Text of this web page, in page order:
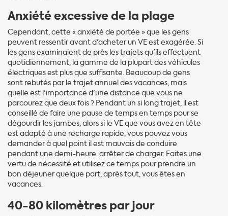
Anxiété excessive de la plage
Cependant, cette « anxiété de portée » que les gens
peuvent ressentir avant d'acheter un VE est exagérée. Si
les gens examinaient de près les trajets qu'ils effectuent
quotidiennement, la gamme de la plupart des véhicules
électriques est plus que suffisante. Beaucoup de gens
sont rebutés par le trajet annuel des vacances, mais
quelle est l'importance d'une distance que vous ne
parcourez que deux fois ? Pendant un si long trajet, il est
conseillé de faire une pause de temps en temps pour se
dégourdir les jambes, alors si le VE que vous avez en tête
est adapté à une recharge rapide, vous pouvez vous
demander à quel point il est mauvais de conduire
pendant une demi-heure. arrêter de charger. Faites une
vertu de nécessité et utilisez ce temps pour prendre un
bon déjeuner quelque part, après tout, vous êtes en
vacances.
40-80 kilomètres par jour